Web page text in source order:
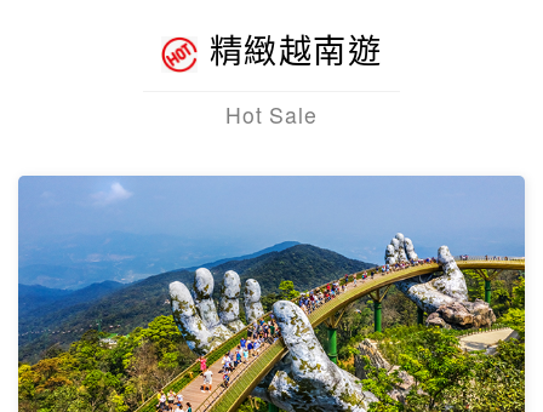
精緻越南遊
Hot Sale